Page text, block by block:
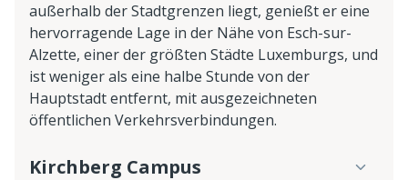
außerhalb der Stadtgrenzen liegt, genießt er eine
hervorragende Lage in der Nähe von Esch-sur-
Alzette, einer der größten Städte Luxemburgs, und
ist weniger als eine halbe Stunde von der
Hauptstadt entfernt, mit ausgezeichneten
öffentlichen Verkehrsverbindungen.
Kirchberg Campus